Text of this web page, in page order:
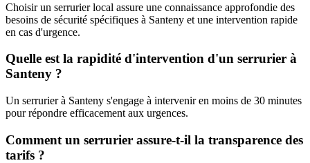
Choisir un serrurier local assure une connaissance approfondie des
besoins de sécurité spécifiques à Santeny et une intervention rapide
en cas d'urgence.
Quelle est la rapidité d'intervention d'un serrurier à
Santeny ?
Un serrurier à Santeny s'engage à intervenir en moins de 30 minutes
pour répondre efficacement aux urgences.
Comment un serrurier assure-t-il la transparence des
tarifs ?